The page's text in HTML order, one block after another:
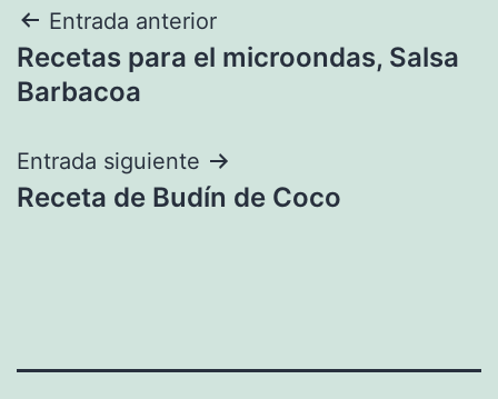
Navegación
de
Entrada anterior
Recetas para el microondas, Salsa
Barbacoa
Entrada siguiente
Receta de Budín de Coco